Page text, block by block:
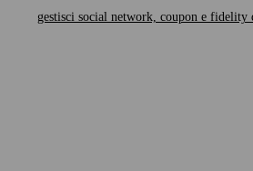
gestisci social network, coupon e fidelity